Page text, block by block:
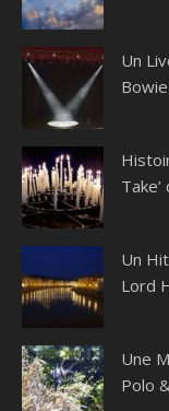
Un
Un
Lord
Une
Polo